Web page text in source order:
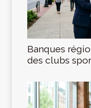
Banques
des clubs